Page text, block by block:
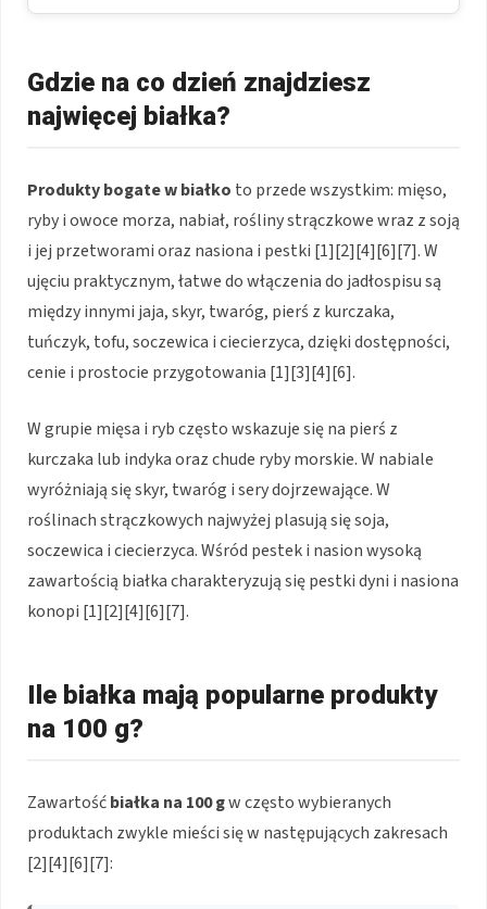
Gdzie na co dzień znajdziesz
najwięcej białka?
Produkty bogate w białko to przede wszystkim: mięso,
ryby i owoce morza, nabiał, rośliny strączkowe wraz z soją
i jej przetworami oraz nasiona i pestki [1][2][4][6][7]. W
ujęciu praktycznym, łatwe do włączenia do jadłospisu są
między innymi jaja, skyr, twaróg, pierś z kurczaka,
tuńczyk, tofu, soczewica i ciecierzyca, dzięki dostępności,
cenie i prostocie przygotowania [1][3][4][6].
W grupie mięsa i ryb często wskazuje się na pierś z
kurczaka lub indyka oraz chude ryby morskie. W nabiale
wyróżniają się skyr, twaróg i sery dojrzewające. W
roślinach strączkowych najwyżej plasują się soja,
soczewica i ciecierzyca. Wśród pestek i nasion wysoką
zawartością białka charakteryzują się pestki dyni i nasiona
konopi [1][2][4][6][7].
Ile białka mają popularne produkty
na 100 g?
Zawartośćbiałka na 100 gw często wybieranych
produktach zwykle mieści się w następujących zakresach
[2][4][6][7]: